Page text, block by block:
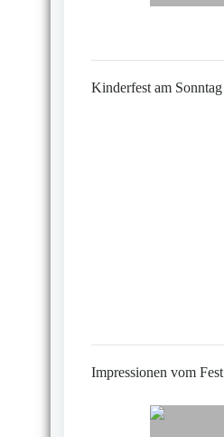
Kinderfest am Sonntag
Impressionen vom Fest